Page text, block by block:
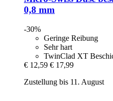
0,8 mm
-30%
Geringe Reibung
Sehr hart
TwinClad XT
€ 12,59 € 17,99
Zustellung bis 11. August